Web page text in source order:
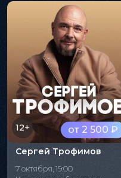
от 2 500 ₽
12+
Сергей Трофимов
7 октября, 19:00